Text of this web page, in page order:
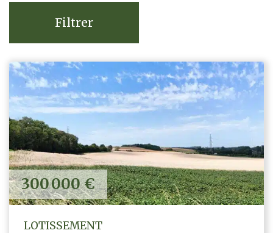
Filtrer
300 000 €
LOTISSEMENT